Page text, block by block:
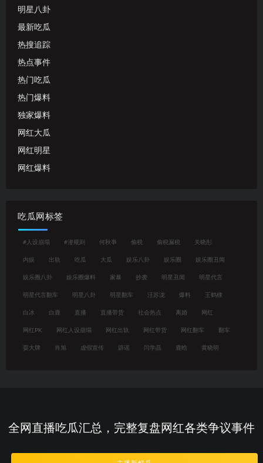
明星八卦
最新吃瓜
热搜追踪
热点事件
热门吃瓜
热门爆料
独家爆料
网红大瓜
网红明星
网红爆料
吃瓜网标签
#人设崩塌 #潜规则 何秋亊 偷税 偷税漏税 关晓彤
内娱 出轨 吃瓜 大瓜 娱乐八卦 娱乐圈 娱乐圈丑闻
娱乐圈八卦 娱乐圈爆料 家暴 抄袭 明星丑闻 明星代言
明星代言翻车 明星八卦 明星翻车 汪苏泷 爆料 王鹤棣
白冰 白鹿 直播 直播带货 社会热点 离婚 网红
网红PK 网红人设崩塌 网红出轨 网红带货 网红翻车 翻车
耍大牌 肖旭 虚假宣传 辟谣 闫学晶 鹿晗 黄晓明
全网直播吃瓜汇总，完整复盘网红各类争议事件